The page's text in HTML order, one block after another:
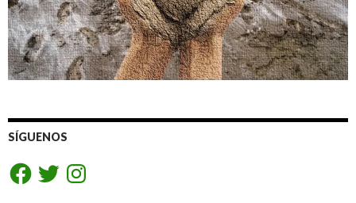
SÍGUENOS
FacebookTwitterInstagram